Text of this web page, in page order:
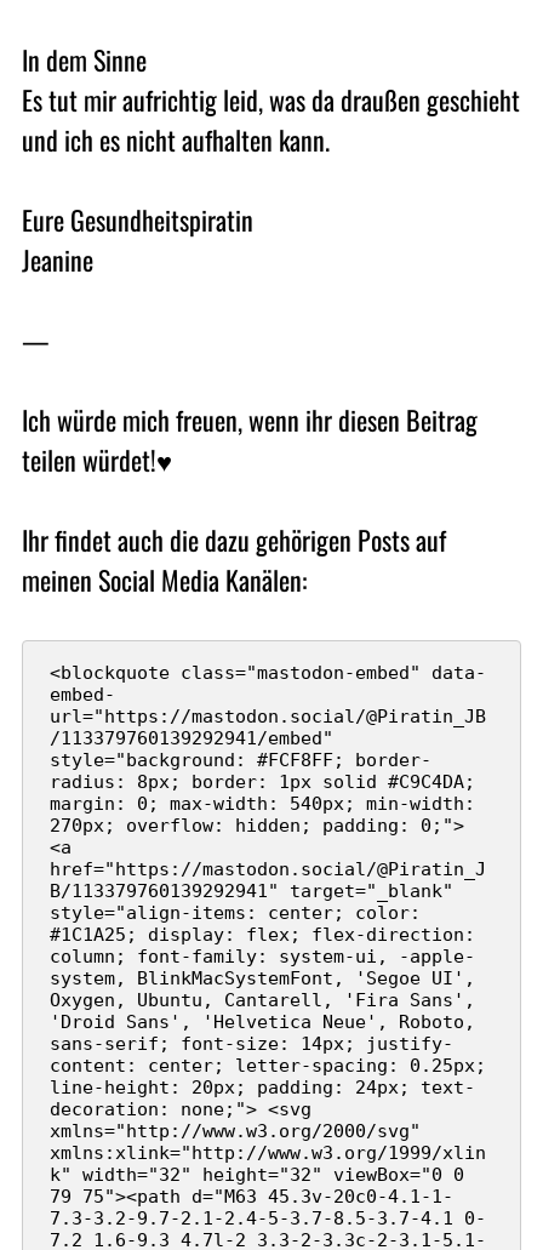
In dem Sinne
Es tut mir aufrichtig leid, was da draußen geschieht
und ich es nicht aufhalten kann.
Eure Gesundheitspiratin
Jeanine
—
Ich würde mich freuen, wenn ihr diesen Beitrag
teilen würdet!♥
Ihr findet auch die dazu gehörigen Posts auf
meinen Social Media Kanälen:
<blockquote class="mastodon-embed" data-
embed-
url="https://mastodon.social/@Piratin_JB
/113379760139292941/embed"
style="background: #FCF8FF; border-
radius: 8px; border: 1px solid #C9C4DA;
margin: 0; max-width: 540px; min-width:
270px; overflow: hidden; padding: 0;">
<a
href="https://mastodon.social/@Piratin_J
B/113379760139292941" target="_blank"
style="align-items: center; color:
#1C1A25; display: flex; flex-direction:
column; font-family: system-ui, -apple-
system, BlinkMacSystemFont, 'Segoe UI',
Oxygen, Ubuntu, Cantarell, 'Fira Sans',
'Droid Sans', 'Helvetica Neue', Roboto,
sans-serif; font-size: 14px; justify-
content: center; letter-spacing: 0.25px;
line-height: 20px; padding: 24px; text-
decoration: none;"> <svg
xmlns="http://www.w3.org/2000/svg"
xmlns:xlink="http://www.w3.org/1999/xlin
k" width="32" height="32" viewBox="0 0
79 75"><path d="M63 45.3v-20c0-4.1-1-
7.3-3.2-9.7-2.1-2.4-5-3.7-8.5-3.7-4.1 0-
7.2 1.6-9.3 4.7l-2 3.3-2-3.3c-2-3.1-5.1-